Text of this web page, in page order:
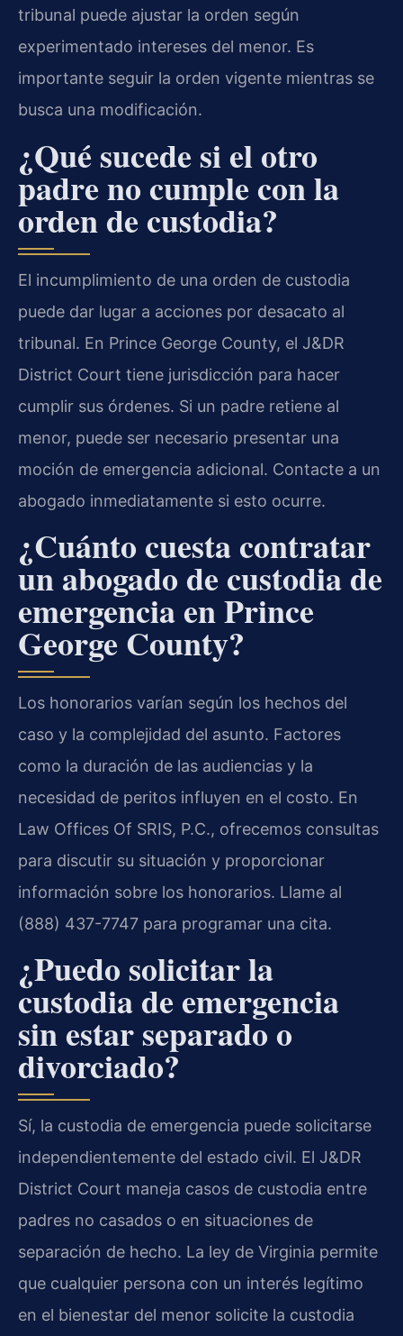
tribunal puede ajustar la orden según
experimentado intereses del menor. Es
importante seguir la orden vigente mientras se
busca una modificación.
¿Qué sucede si el otro
padre no cumple con la
orden de custodia?
El incumplimiento de una orden de custodia
puede dar lugar a acciones por desacato al
tribunal. En Prince George County, el J&DR
District Court tiene jurisdicción para hacer
cumplir sus órdenes. Si un padre retiene al
menor, puede ser necesario presentar una
moción de emergencia adicional. Contacte a un
abogado inmediatamente si esto ocurre.
¿Cuánto cuesta contratar
un abogado de custodia de
emergencia en Prince
George County?
Los honorarios varían según los hechos del
caso y la complejidad del asunto. Factores
como la duración de las audiencias y la
necesidad de peritos influyen en el costo. En
Law Offices Of SRIS, P.C., ofrecemos consultas
para discutir su situación y proporcionar
información sobre los honorarios. Llame al
(888) 437-7747 para programar una cita.
¿Puedo solicitar la
custodia de emergencia
sin estar separado o
divorciado?
Sí, la custodia de emergencia puede solicitarse
independientemente del estado civil. El J&DR
District Court maneja casos de custodia entre
padres no casados o en situaciones de
separación de hecho. La ley de Virginia permite
que cualquier persona con un interés legítimo
en el bienestar del menor solicite la custodia